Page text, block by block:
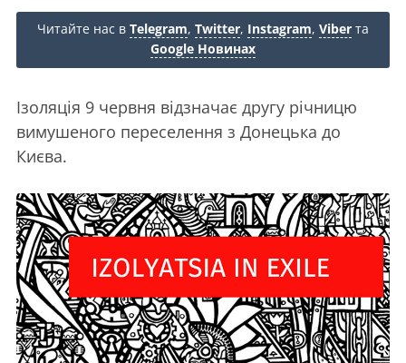
Читайте нас в Telegram, Twitter, Instagram, Viber та
Google Новинах
Ізоляція 9 червня відзначає другу річницю
вимушеного переселення з Донецька до
Києва.